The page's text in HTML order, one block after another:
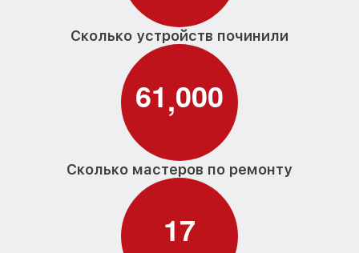
Сколько устройств починили
61,000
Сколько мастеров по ремонту
17